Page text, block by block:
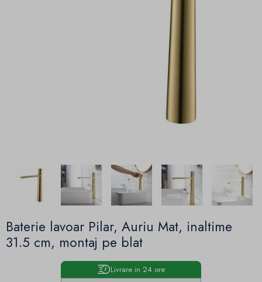
Baterie lavoar Pilar, Auriu Mat, inaltime
31.5 cm, montaj pe blat
Livrare in 24 ore